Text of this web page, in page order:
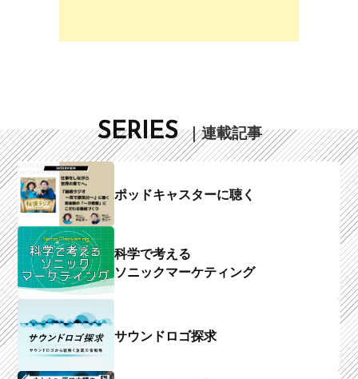
SERIES ｜連載記事
ポッドキャスターに聴く
科学で考える
ソニックマーケティング
サウンドロゴ探求